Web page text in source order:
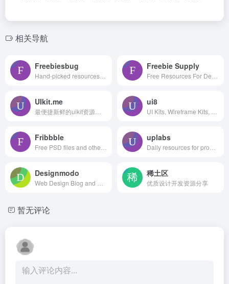
相关导航
Freebiesbug Freebie Supply
UIkit.me ui8
Fribbble uplabs
Designmodo 稀土区
优质设计开发资源分享
暂无评论